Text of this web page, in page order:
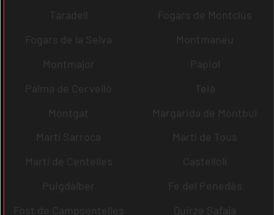
Taradell
Fogars de Montclús
Fogars de la Selva
Montmaneu
Montmajor
Papiol
Palma de Cervelló
Teià
Montgat
Margarida de Montbui
Martí Sarroca
Martí de Tous
Martí de Centelles
Castellolí
Puigdàlber
Fe del Penedès
Fost de Campsentelles
Quirze Safaja